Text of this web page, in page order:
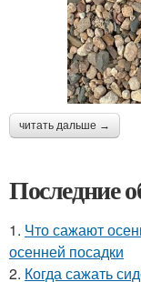
читать дальше →
Последние
1. Что сажают
осенней посадки
2. Когда сажать